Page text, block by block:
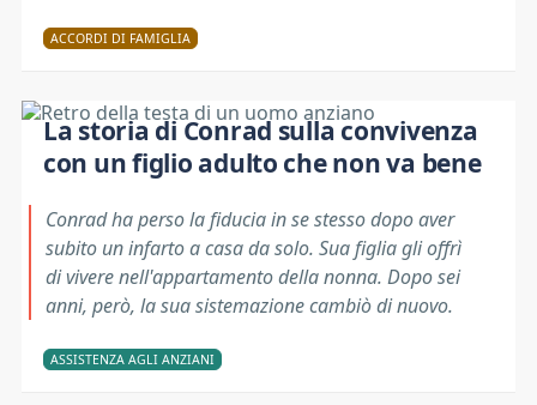
ACCORDI DI FAMIGLIA
La storia di Conrad sulla convivenza
con un figlio adulto che non va bene
Conrad ha perso la fiducia in se stesso dopo aver
subito un infarto a casa da solo. Sua figlia gli offrì
di vivere nell'appartamento della nonna. Dopo sei
anni, però, la sua sistemazione cambiò di nuovo.
ASSISTENZA AGLI ANZIANI